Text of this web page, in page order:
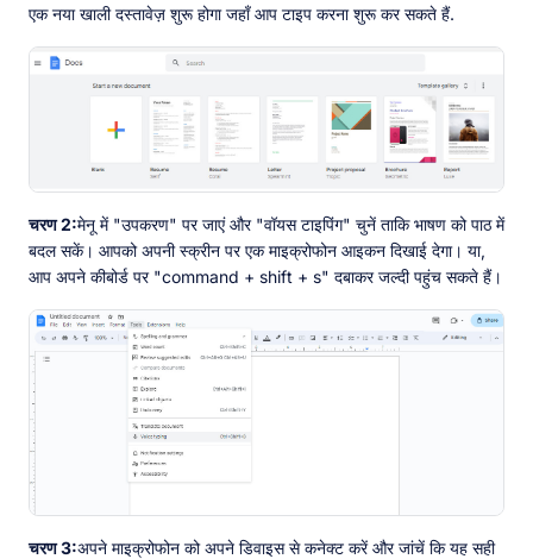
एक नया खाली दस्तावेज़ शुरू होगा जहाँ आप टाइप करना शुरू कर सकते हैं.
चरण 2:मेनू में "उपकरण" पर जाएं और "वॉयस टाइपिंग" चुनें ताकि भाषण को पाठ में
बदल सकें। आपको अपनी स्क्रीन पर एक माइक्रोफोन आइकन दिखाई देगा। या,
आप अपने कीबोर्ड पर "command + shift + s" दबाकर जल्दी पहुंच सकते हैं।
चरण 3:अपने माइक्रोफोन को अपने डिवाइस से कनेक्ट करें और जांचें कि यह सही